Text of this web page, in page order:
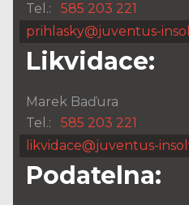
Tel.:
585 203 221
prihlasky@juventus-
Likvidace:
Marek Baďura
Tel.:
585 203 221
likvidace@juventus-
Podatelna: